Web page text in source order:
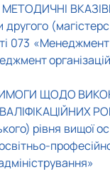
073
організацій
ЩОДО
рівня вищої